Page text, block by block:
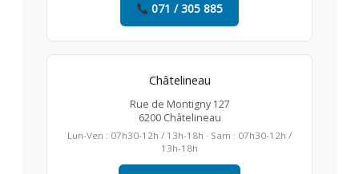
071 / 305 885
Châtelineau
Rue de Montigny 127
6200 Châtelineau
Lun-Ven : 07h30-12h / 13h-18h · Sam : 07h30-12h /
13h-18h